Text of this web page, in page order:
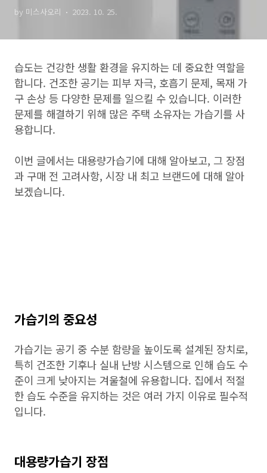
by 미스사오리 2023. 10. 25.
습도는 건강한 생활 환경을 유지하는 데 중요한 역할을
합니다. 건조한 공기는 피부 자극, 호흡기 문제, 목재 가
구 손상 등 다양한 문제를 일으킬 수 있습니다. 이러한
문제를 해결하기 위해 많은 주택 소유자는 가습기를 사
용합니다.
이번 글에서는 대용량가습기에 대해 알아보고, 그 장점
과 구매 전 고려사항, 시장 내 최고 브랜드에 대해 알아
보겠습니다.
가습기의 중요성
가습기는 공기 중 수분 함량을 높이도록 설계된 장치로,
특히 건조한 기후나 실내 난방 시스템으로 인해 습도 수
준이 크게 낮아지는 겨울철에 유용합니다. 집에서 적절
한 습도 수준을 유지하는 것은 여러 가지 이유로 필수적
입니다.
대용량가습기 장점